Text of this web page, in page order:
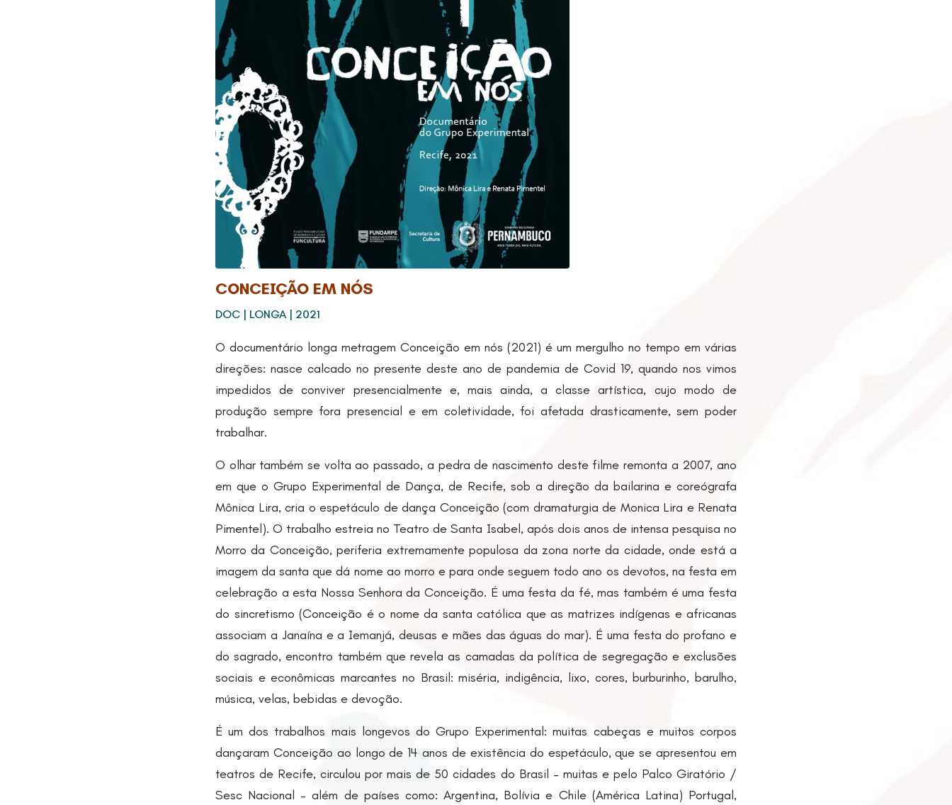
CONCEIÇÃO EM NÓS
DOC | LONGA | 2021
O documentário longa metragem Conceição em nós (2021) é um mergulho no tempo em várias
direções: nasce calcado no presente deste ano de pandemia de Covid 19, quando nos vimos
impedidos de conviver presencialmente e, mais ainda, a classe artística, cujo modo de
produção sempre fora presencial e em coletividade, foi afetada drasticamente, sem poder
trabalhar.
O olhar também se volta ao passado, a pedra de nascimento deste filme remonta a 2007, ano
em que o Grupo Experimental de Dança, de Recife, sob a direção da bailarina e coreógrafa
Mônica Lira, cria o espetáculo de dança Conceição (com dramaturgia de Monica Lira e Renata
Pimentel). O trabalho estreia no Teatro de Santa Isabel, após dois anos de intensa pesquisa no
Morro da Conceição, periferia extremamente populosa da zona norte da cidade, onde está a
imagem da santa que dá nome ao morro e para onde seguem todo ano os devotos, na festa em
celebração a esta Nossa Senhora da Conceição. É uma festa da fé, mas também é uma festa
do sincretismo (Conceição é o nome da santa católica que as matrizes indígenas e africanas
associam a Janaína e a Iemanjá, deusas e mães das águas do mar). É uma festa do profano e
do sagrado, encontro também que revela as camadas da política de segregação e exclusões
sociais e econômicas marcantes no Brasil: miséria, indigência, lixo, cores, burburinho, barulho,
música, velas, bebidas e devoção.
É um dos trabalhos mais longevos do Grupo Experimental: muitas cabeças e muitos corpos
dançaram Conceição ao longo de 14 anos de existência do espetáculo, que se apresentou em
teatros de Recife, circulou por mais de 50 cidades do Brasil – muitas e pelo Palco Giratório /
Sesc Nacional – além de países como: Argentina, Bolívia e Chile (América Latina) Portugal,